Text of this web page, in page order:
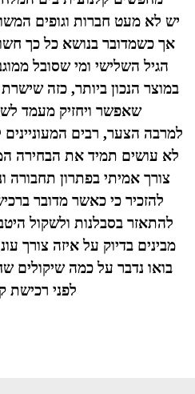
יש לא מעט חברות וגופים
אך כשמדובר בנושא כל כך
הגיל השלישי ומי שסובל
במוצר הנכון ביותר, כזה
שאפשר ויחזיק מעמד
למרבה הצער, רבים
לא עושים תמיד את הבחירה
צורך אמיתי בפתרון תחבורה
להזכיר כי כאשר מדובר
להתאזר בסבלנות ולשקול
מבינים בדיוק על איזה צורך
בואו נדבר על כמה שיקולים
לפני רכישת